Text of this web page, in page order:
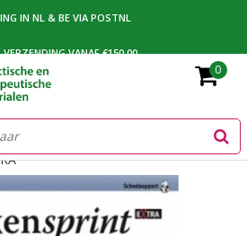
IN NL & BE VIA POSTNL
VERZENDING VANAF €150,00
BANCONTACT OF FACTUUR
0